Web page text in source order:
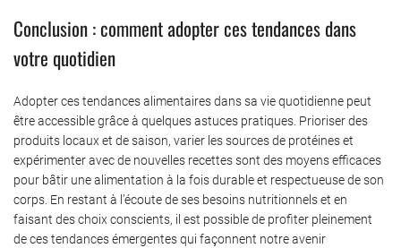
Conclusion : comment adopter ces tendances dans
votre quotidien
Adopter ces tendances alimentaires dans sa vie quotidienne peut
être accessible grâce à quelques astuces pratiques. Prioriser des
produits locaux et de saison, varier les sources de protéines et
expérimenter avec de nouvelles recettes sont des moyens efficaces
pour bâtir une alimentation à la fois durable et respectueuse de son
corps. En restant à l’écoute de ses besoins nutritionnels et en
faisant des choix conscients, il est possible de profiter pleinement
de ces tendances émergentes qui façonnent notre avenir